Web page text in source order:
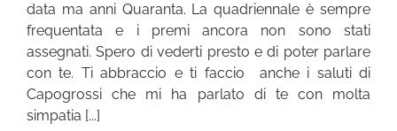
data ma anni Quaranta. La quadriennale è sempre
frequentata e i premi ancora non sono stati
assegnati. Spero di vederti presto e di poter parlare
con te. Ti abbraccio e ti faccio anche i saluti di
Capogrossi che mi ha parlato di te con molta
simpatia [...]